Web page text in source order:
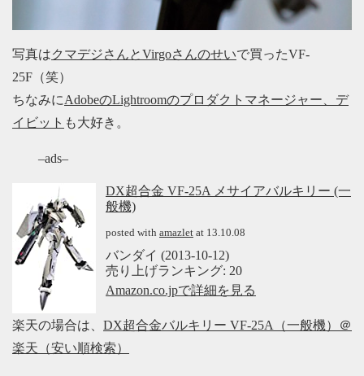
写真はクマデジさんとVirgoさんのせいで買ったVF-
25F（笑）
ちなみにAdobeのLightroomのプロダクトマネージャー、デ
イビット も大好き。
–ads–
DX超合金 VF-25A メサイアバルキリー (一
般機)
posted with amazlet at 13.10.08
バンダイ (2013-10-12)
売り上げランキング: 20
Amazon.co.jpで詳細を見る
楽天の場合は、 DX超合金バルキリー VF-25A（一般機）＠
楽天（安い順検索）